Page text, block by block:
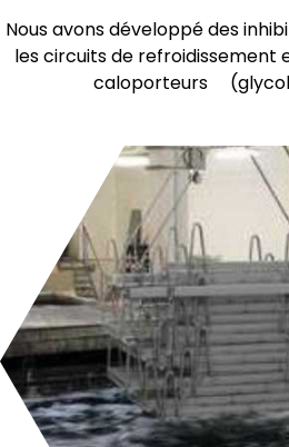
Nous avons développé des
les circuits de refroidissement
caloporteurs